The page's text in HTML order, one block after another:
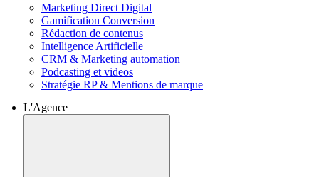
Marketing Direct Digital
Gamification Conversion
Rédaction de contenus
Intelligence Artificielle
CRM & Marketing automation
Podcasting et videos
Stratégie RP & Mentions de marque
L'Agence